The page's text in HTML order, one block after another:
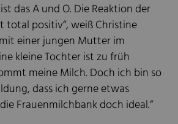
das A und O. Die Reaktion der
total positiv“, weiß Christine
einer jungen Mutter im
kleine Tochter ist zu früh
meine Milch. Doch ich bin so
dass ich gerne etwas
Frauenmilchbank doch ideal.“